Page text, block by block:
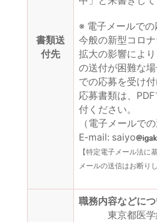
書類送
付先
※ 電子メールで
今般の新型コロ
拡大の影響によ
の送付が困難な
での応募を受け付
応募書類は、
付ください。
（電子メールでの
E-mail: saiyo
【特定電子メール法に
メールの送信はお断りし
職務内容などに
東京都医